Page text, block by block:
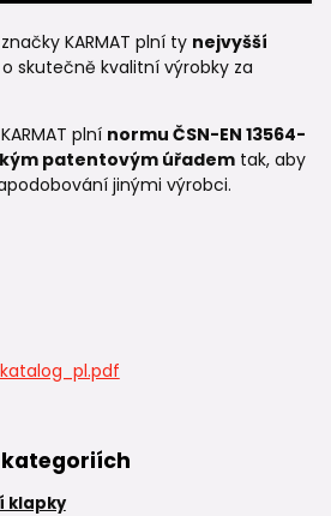
KARMAT plní ty nejvyšší
skutečně kvalitní výrobky za
plní normu ČSN-EN 13564-
patentovým úřadem tak, aby
jinými výrobci.
kategoriích
klapky